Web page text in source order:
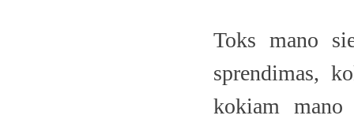
Toks mano
sprendimas,
kokiam